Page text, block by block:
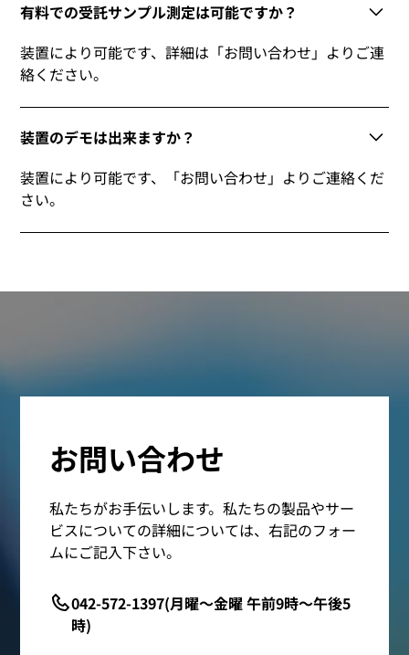
有料での受託サンプル測定は可能ですか？
装置により可能です、詳細は「お問い合わせ」よりご連
絡ください。
装置のデモは出来ますか？
装置により可能です、「お問い合わせ」よりご連絡くだ
さい。
お問い合わせ
私たちがお手伝いします。私たちの製品やサー
ビスについての詳細については、右記のフォー
ムにご記入下さい。
042-572-1397(月曜～金曜 午前9時～午後5
時)